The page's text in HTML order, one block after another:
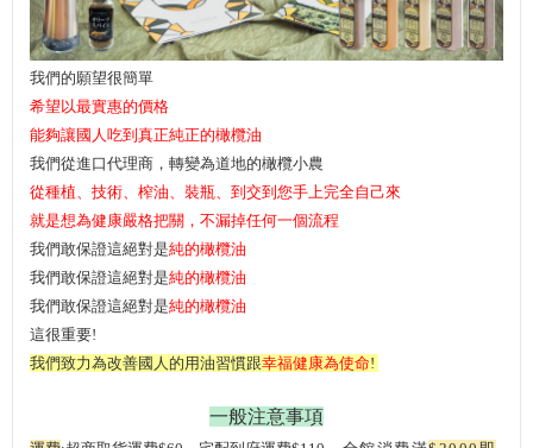
我們的願望很簡單
希望以最實惠的價格
能夠讓國人吃到真正純正的橄欖油
我們從進口代理商，轉變為道地的橄欖小農
從種植、技術、榨油、裝瓶、到交到您手上完全自己來
就是想為健康嚴格把關，不漏掉任何一個流程
我們敢保證這絕對是純的橄欖油
我們敢保證這絕對是純的橄欖油
我們敢保證這絕對是純的橄欖油
這很重要!
我們致力為改善國人的用油習慣跟幸福健康為使命!
一般注意事項